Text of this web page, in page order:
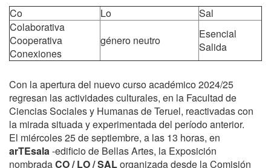
Co Lo
Sal
Colaborativa
Cooperativa
Conexiones
género neutro
Esencial
Salida
Con la apertura del nuevo curso académico 2024/25
regresan las actividades culturales, en la Facultad de
Ciencias Sociales y Humanas de Teruel, reactivadas con
la mirada situada y experimentada del período anterior.
El miércoles 25 de septiembre, a las 13 horas, en
arTEsala-edificio de Bellas Artes, la Exposición
nombradaCO / LO / SALorganizada desde la Comisión